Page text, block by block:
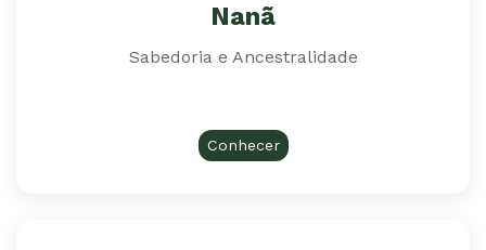
Nanã
Sabedoria e Ancestralidade
Conhecer